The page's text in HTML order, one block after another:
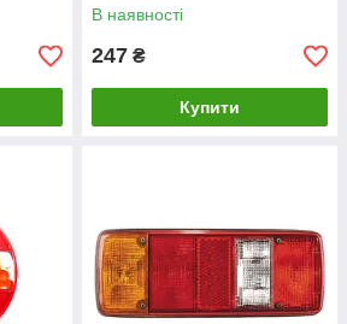
В наявності
247 ₴
Купити